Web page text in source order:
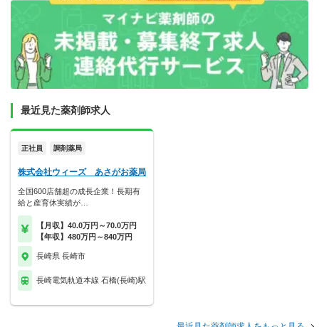
最近見た薬剤師求人
正社員 調剤薬局
株式会社ウィーズ あさがお薬局
全国600店舗超の成長企業！長期有
給と産育休実績が…
【月収】40.0万円～70.0万円
【年収】480万円～840万円
長崎県 長崎市
長崎電気軌道本線 石橋(長崎)駅